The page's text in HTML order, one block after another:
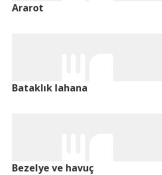
Ararot
Bataklık lahana
Bezelye ve havuç